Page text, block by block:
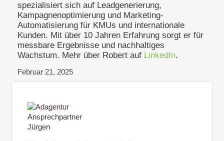
spezialisiert sich auf Leadgenerierung,
Kampagnenoptimierung und Marketing-
Automatisierung für KMUs und internationale
Kunden. Mit über 10 Jahren Erfahrung sorgt er für
messbare Ergebnisse und nachhaltiges
Wachstum. Mehr über Robert auf LinkedIn.
Februar 21, 2025